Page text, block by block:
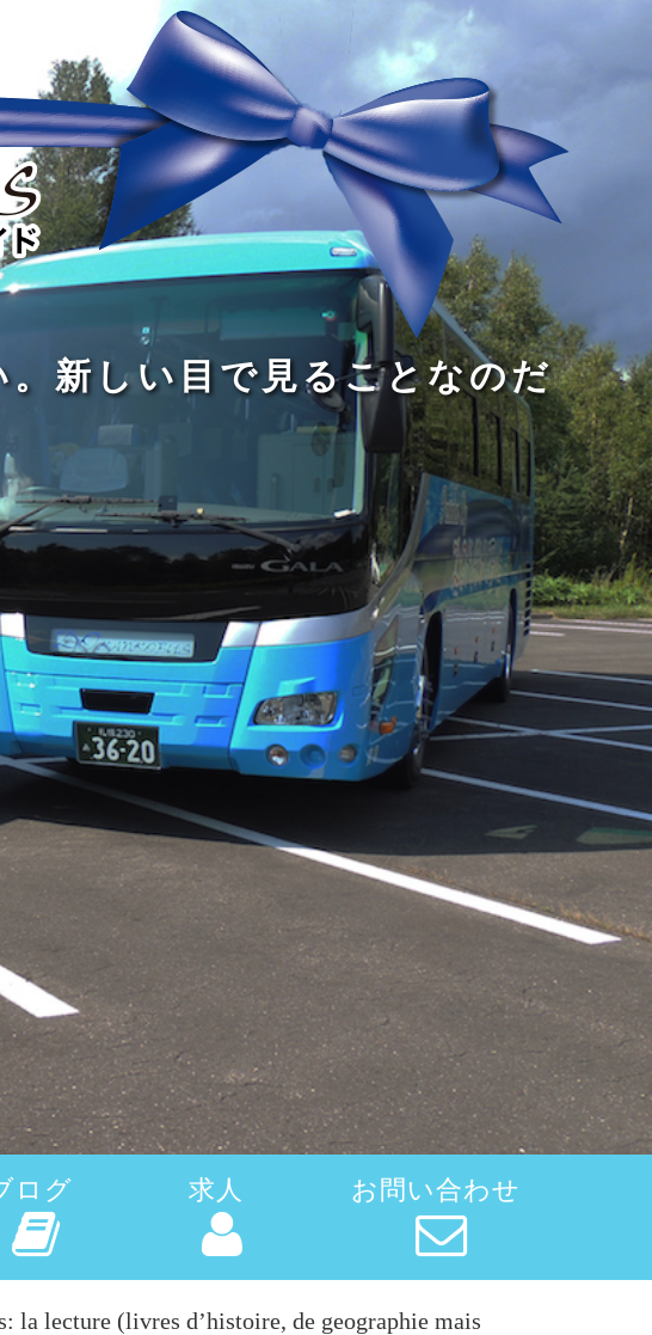
あ る
。 新 し い 目 で 見 ることなのだ
本を読み、旅をすることだ
する
あ る
し ょう がな い小 さな子供がいる
旅 を す る ため である
で あ る
ログ 求人 お問い合わせ
la lecture (livres d’histoire, de geographie mais